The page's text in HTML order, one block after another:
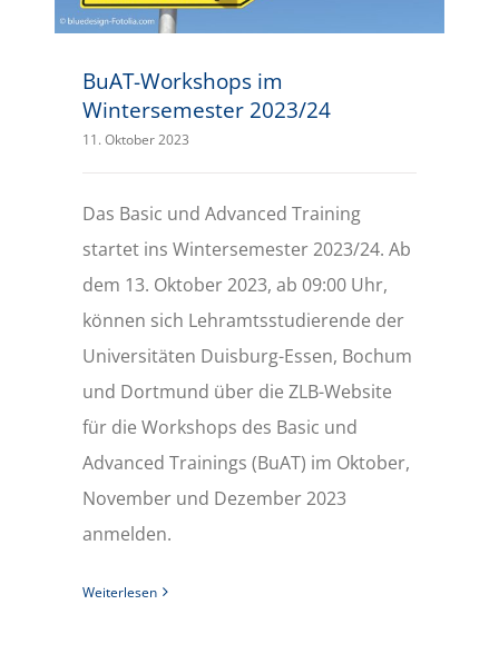
BuAT-Workshops im
Wintersemester 2023/24
11. Oktober 2023
Das Basic und Advanced Training
startet ins Wintersemester 2023/24. Ab
dem 13. Oktober 2023, ab 09:00 Uhr,
können sich Lehramtsstudierende der
Universitäten Duisburg-Essen, Bochum
und Dortmund über die ZLB-Website
für die Workshops des Basic und
Advanced Trainings (BuAT) im Oktober,
November und Dezember 2023
anmelden.
Weiterlesen